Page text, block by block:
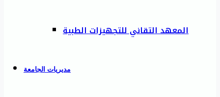
المعهد التقاني للتجهيزات الطبية
مديريات الجامعة